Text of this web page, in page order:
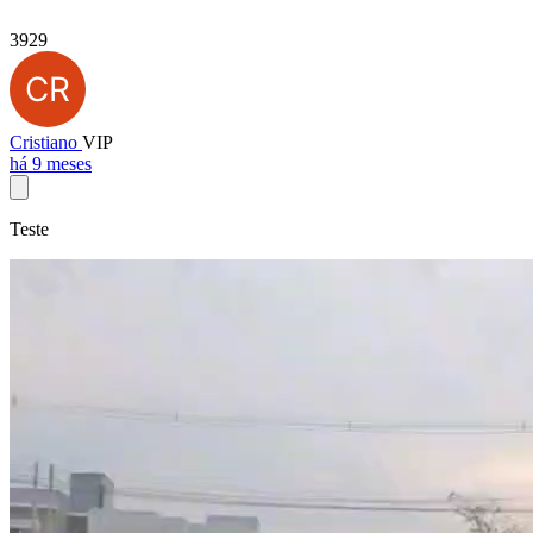
3929
Cristiano VIP
há 9 meses
Teste